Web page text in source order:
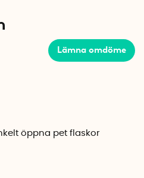
Lämna omdöme
öppna pet flaskor